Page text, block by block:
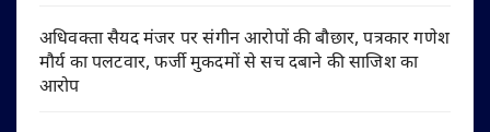
अधिवक्ता सैयद मंजर पर संगीन आरोपों की बौछार, पत्रकार गणेश
मौर्य का पलटवार, फर्जी मुकदमों से सच दबाने की साजिश का
आरोप